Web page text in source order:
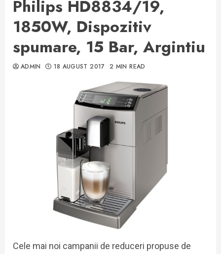
Philips HD8834/19,
1850W, Dispozitiv
spumare, 15 Bar, Argintiu
ADMIN 18 AUGUST 2017 2 MIN READ
Cele mai noi campanii de reduceri propuse de